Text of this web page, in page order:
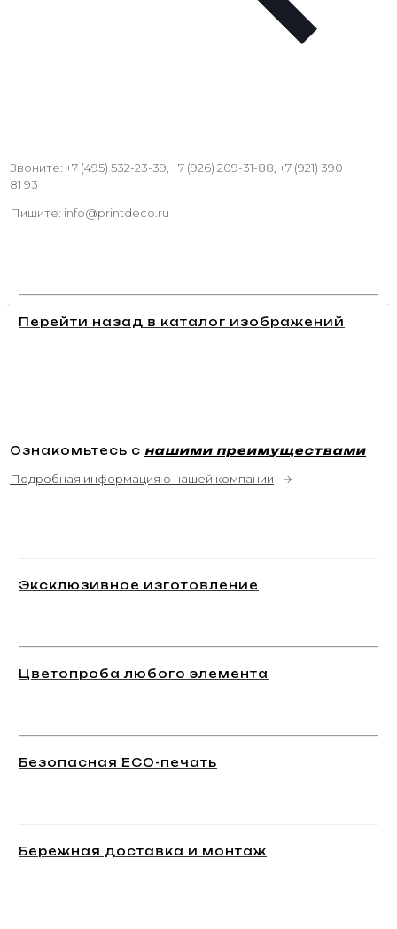
Звоните: +7 (495) 532-23-39, +7 (926) 209-31-88, +7 (921) 390
81 93
Пишите: info@printdeco.ru
Перейти назад в каталог изображений
Ознакомьтесь с нашими преимуществами
Подробная информация о нашей компании →
Эксклюзивное изготовление
Цветопроба любого элемента
Безопасная ECO-печать
Бережная доставка и монтаж